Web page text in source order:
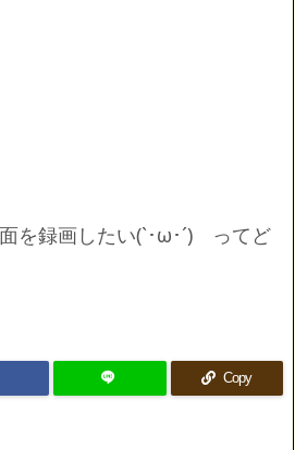
を録画したい(`･ω･´)ゞってど
Copy